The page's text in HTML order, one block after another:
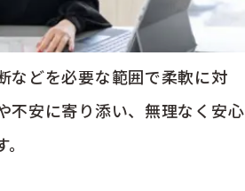
などを必要な範囲で柔軟に対
不安に寄り添い、無理なく安心